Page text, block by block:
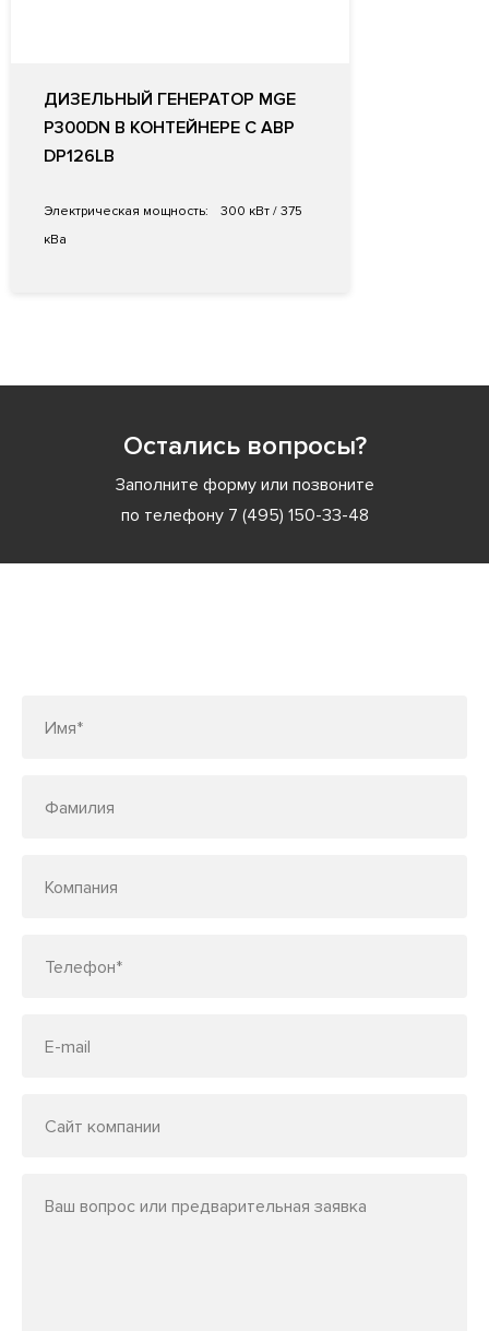
ДИЗЕЛЬНЫЙ ГЕНЕРАТОР MGE
P300DN В КОНТЕЙНЕРЕ С АВР
DP126LB
Электрическая мощность:
300 кВт / 375
кВа
Остались вопросы?
Заполните форму или позвоните
по телефону 7 (495) 150-33-48
Имя*
Фамилия
Компания
Телефон*
E-mail
Сайт компании
Ваш вопрос или предварительная заявка